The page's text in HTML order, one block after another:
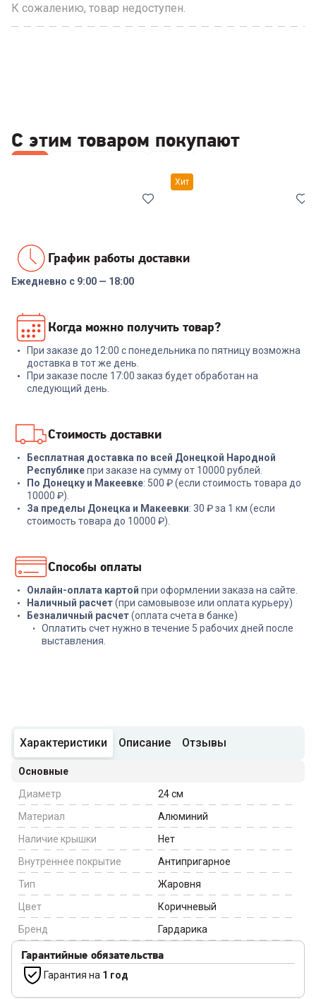
К сожалению, товар недоступен.
С этим товаром покупают
Набор посуды COOLINAR
(92012) 6 предметов
+ 89 бонусов
2 999₽
Хит
1291 Prime 8 пред.
18 999₽
График работы доставки
Ежедневно с 9:00 — 18:00
Когда можно получить товар?
При заказе до 12:00 с понедельника по пятницу возможна
доставка в тот же день.
При заказе после 17:00 заказ будет обработан на
следующий день.
Стоимость доставки
Бесплатная доставка по всей Донецкой Народной
Республикепри заказе на сумму от 10000 рублей.
По Донецку и Макеевке: 500 ₽ (если стоимость товара до
10000 ₽).
За пределы Донецка и Макеевки: 30 ₽ за 1 км (если
стоимость товара до 10000 ₽).
Способы оплаты
Онлайн-оплата картой при оформлении заказа на сайте.
Наличный расчет(при самовывозе или оплата курьеру)
Безналичный расчет(оплата счета в банке)
Оплатить счет нужно в течение 5 рабочих дней после
выставления.
Характеристики Описание Отзывы
Основные
Диаметр
24см
Материал
Алюминий
Наличие крышки
Нет
Внутреннее покрытие
Антипригарное
Тип
Жаровня
Цвет
Коричневый
Бренд
Гардарика
Гарантийные обязательства
Гарантия на 1 год